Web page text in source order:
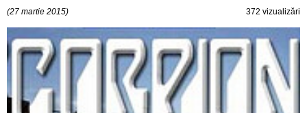
(27 martie 2015) 372 vizualizări